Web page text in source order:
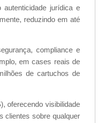
jurídica e
reduzindo em até
compliance e
em cases reais de
de cartuchos de
oferecendo visibilidade
clientes sobre qualquer